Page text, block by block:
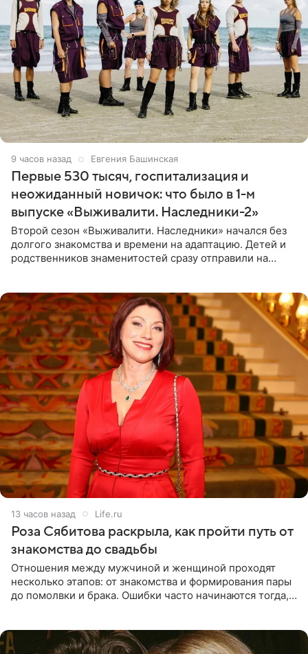
9 часов назад Евгения Башинская
Первые 530 тысяч, госпитализация и
неожиданный новичок: что было в 1-м
выпуске «Выживалити. Наследники-2»
Второй сезон «Выживалити. Наследники» начался без
долгого знакомства и времени на адаптацию. Детей и
родственников знаменитостей сразу отправили на
13 часов назад Life.ru
Роза Сябитова раскрыла, как пройти путь от
знакомства до свадьбы
Отношения между мужчиной и женщиной проходят
несколько этапов: от знакомства и формирования пары
до помолвки и брака. Ошибки часто начинаются тогда,